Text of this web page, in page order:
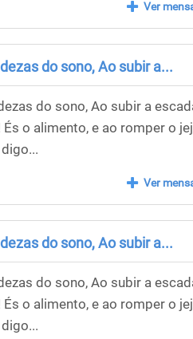
Ver
do sono, Ao subir a...
do sono, Ao subir a
És o alimento, e ao romper o
Ver
do sono, Ao subir a...
do sono, Ao subir a
És o alimento, e ao romper o